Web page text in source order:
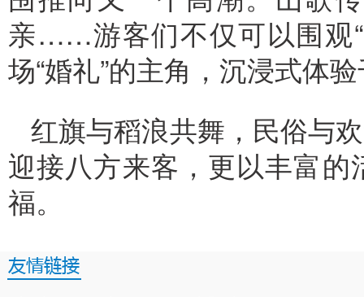
亲……游客们不仅可以围观
场“婚礼”的主角，沉浸式体
红旗与稻浪共舞，民俗与
迎接八方来客，更以丰富
福。